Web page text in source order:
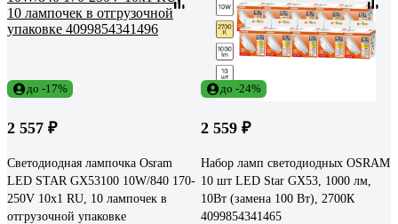
до -17%
2 557 ₽
Светодиодная лампочка Osram
LED STAR GX53100 10W/840 170-
250V 10x1 RU, 10 лампочек в
отгрузочной упаковке
до -24%
2 559 ₽
Набор ламп светодиодных OSRAM
10 шт LED Star GX53, 1000 лм,
10Вт (замена 100 Вт), 2700К
4099854341465